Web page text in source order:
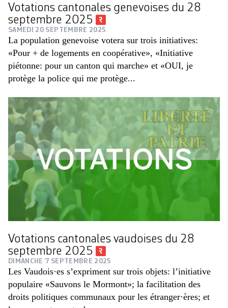
Votations cantonales genevoises du 28
septembre 2025
SAMEDI 20 SEPTEMBRE 2025
La population genevoise votera sur trois initiatives:
«Pour + de logements en coopérative», «Initiative
piétonne: pour un canton qui marche» et «OUI, je
protège la police qui me protège...
Votations cantonales vaudoises du 28
septembre 2025
DIMANCHE 7 SEPTEMBRE 2025
Les Vaudois·es s’expriment sur trois objets: l’initiative
populaire «Sauvons le Mormont»; la facilitation des
droits politiques communaux pour les étranger·ères; et